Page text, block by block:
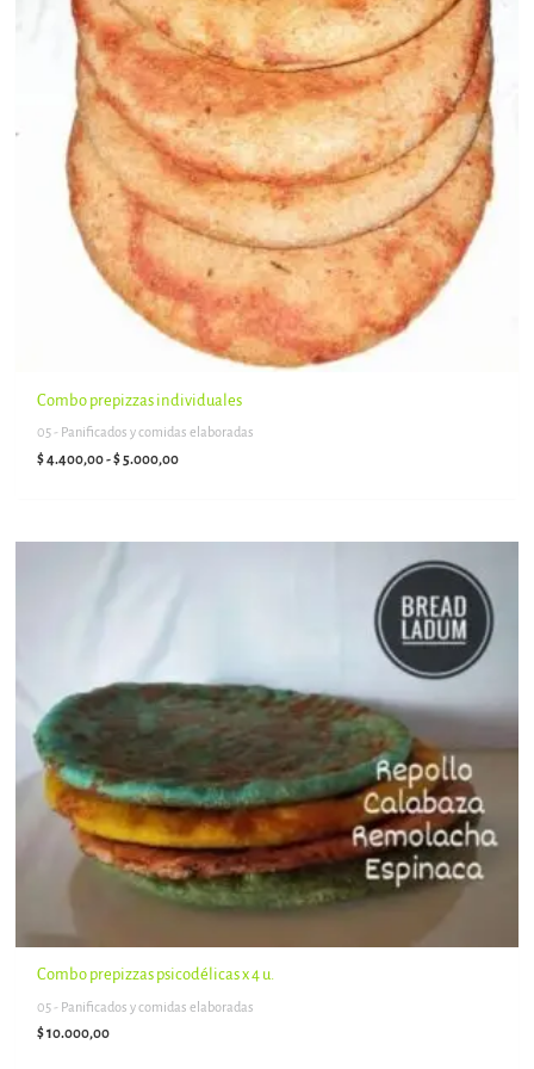
Combo prepizzas individuales
05 - Panificados y comidas elaboradas
$4.400,00-$5.000,00
Combo prepizzas psicodélicas x 4 u.
05 - Panificados y comidas elaboradas
$10.000,00